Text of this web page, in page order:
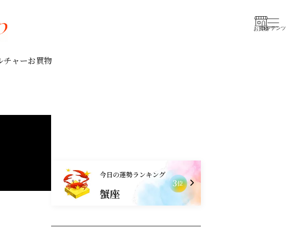
お買物コンテンツ
チャーお買物
今日の運勢ランキング
山羊座
蟹座
1
3位